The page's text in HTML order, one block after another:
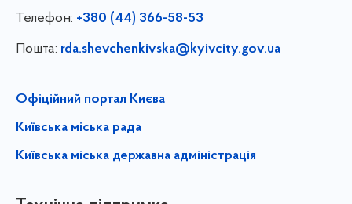
Телефон: +380 (44) 366-58-53
Пошта: rda.shevchenkivska@kyivcity.gov.ua
Офіційний портал Києва
Київська міська рада
Київська міська державна адміністрація